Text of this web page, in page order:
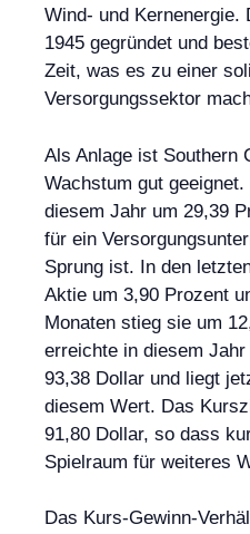
Wind- und Kernenergie.
1945 gegründet und
Zeit, was es zu einer
Versorgungssektor
Als Anlage ist Southern
Wachstum gut
diesem Jahr um 29,39
für ein
Sprung ist. In den
Aktie um 3,90 Prozent
Monaten stieg sie um
erreichte in diesem
93,38 Dollar und liegt
diesem Wert. Das
91,80 Dollar, so dass
Spielraum für weiteres
Das Kurs-Gewinn-